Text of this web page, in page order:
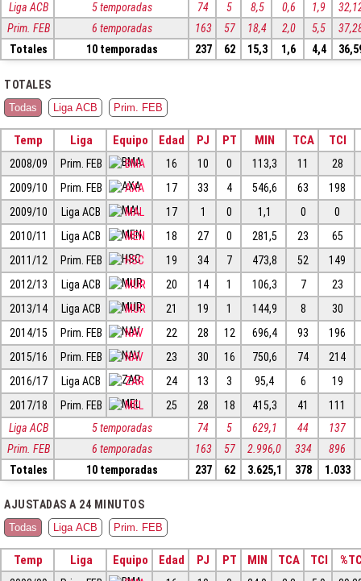
Liga ACB
5 temporadas 74 5 8,5 0,6 1,9
Prim. FEB
6 temporadas 163 57 18,4 2,0 5,5
Totales
10 temporadas 237 62 15,3 1,6 4,4
TOTALES
Todas Liga ACB Prim. FEB
Temp Liga Equipo Edad PJ PT MIN TCA TCI
2008/09 Prim. FEB BMA 16 10 0 113,3 11
28
2009/10
Prim. FEB AXA 17 33 4 546,6 63
198
2009/10
Liga ACB MAL 17 1 0 1,1 0
0
2010/11
Liga ACB MEN 18 27 0 281,5 23
65
2011/12
Prim. FEB HSC 19 34 7 473,8 52
149
2012/13
Liga ACB MUR 20 14 1 106,3 7
23
2013/14
Liga ACB MUR 21 19 1 144,9 8
30
2014/15
Prim. FEB NAV 22 28 12 696,4 93
196
2015/16
Prim. FEB NAV 23 30 16 750,6 74
214
2016/17
Liga ACB ZAR 24 13 3 95,4 6
19
2017/18
Prim. FEB MEL 25 28 18 415,3 41
111
Liga ACB
5 temporadas 74 5 629,1 44
137
Prim. FEB
6 temporadas 163 57 2.996,0 334
896
Totales
10 temporadas 237 62 3.625,1 378 1.033
AJUSTADAS A 24 MINUTOS
Todas Liga ACB Prim. FEB
Temp Liga Equipo Edad PJ PT MIN TCA TCI